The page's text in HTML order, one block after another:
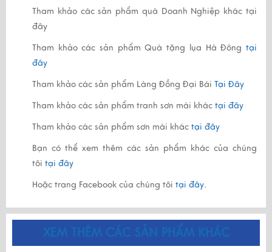
Tham khảo các sản phẩm quà Doanh Nghiệp khác tại
đây
Tham khảo các sản phẩm Quà tặng lụa Hà Đông tại
đây
Tham khảo các sản phẩm Làng Đồng Đại Bái Tại Đây
Tham khảo các sản phẩm tranh sơn mài khác tại đây
Tham khảo các sản phẩm sơn mài khác tại đây
Bạn có thể xem thêm các sản phẩm khác của chúng
tôi tại đây
Hoặc trang Facebook của chúng tôi tại đây.
XEM THÊM CÁC SẢN PHẨM KHÁC